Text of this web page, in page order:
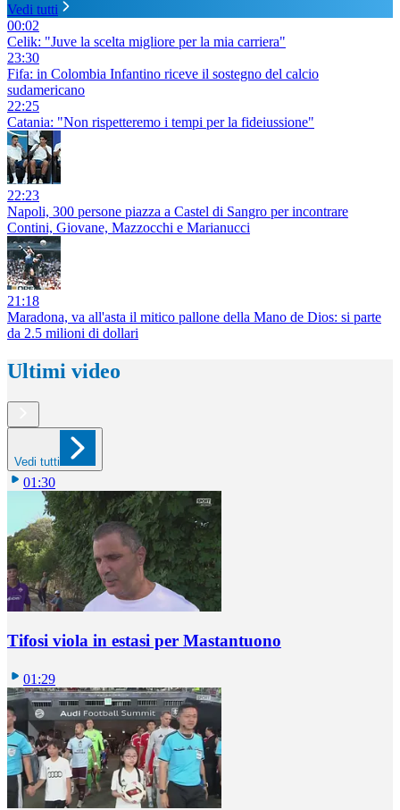
Vedi tutti
00:02
Celik: "Juve la scelta migliore per la mia carriera"
23:30
Fifa: in Colombia Infantino riceve il sostegno del calcio
sudamericano
22:25
Catania: "Non rispetteremo i tempi per la fideiussione"
22:23
Napoli, 300 persone piazza a Castel di Sangro per incontrare
Contini, Giovane, Mazzocchi e Marianucci
21:18
Maradona, va all'asta il mitico pallone della Mano de Dios: si parte
da 2.5 milioni di dollari
Ultimi video
Vedi tutti
01:30
Tifosi viola in estasi per Mastantuono
01:29